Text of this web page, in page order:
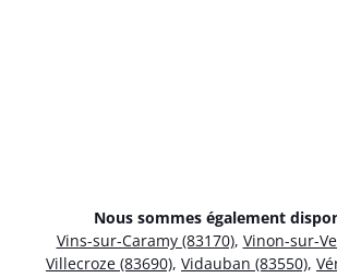
Nous sommes également
Vins-sur-Caramy (83170), Vinon-sur-
Villecroze (83690), Vidauban (83550),